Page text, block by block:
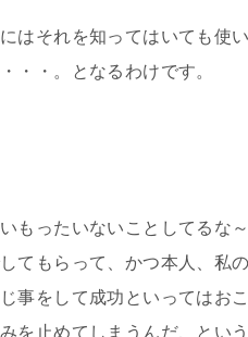
はそれを知ってはいても使
・・。となるわけです。
もったいないことしてるな
てもらって、かつ本人、私
事をして成功といってはお
を止めてしまうんだ、という